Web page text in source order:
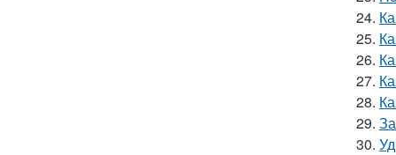
24.
25.
26.
27.
28.
29.
30.